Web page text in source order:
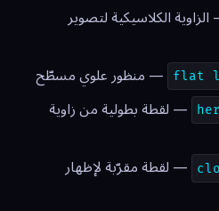
الكلاسيكية لتصوير
flat — منظور علوي مسطّح
— لقطة بطولية من زاوية
— لقطة مقرّبة لإظهار